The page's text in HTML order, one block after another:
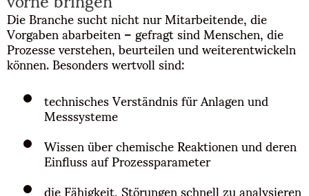
Die Branche sucht nicht nur Mitarbeitende, die
Vorgaben abarbeiten – gefragt sind Menschen, die
Prozesse verstehen, beurteilen und weiterentwickeln
können. Besonders wertvoll sind:
technisches Verständnis für Anlagen und
Messsysteme
Wissen über chemische Reaktionen und deren
Einfluss auf Prozessparameter